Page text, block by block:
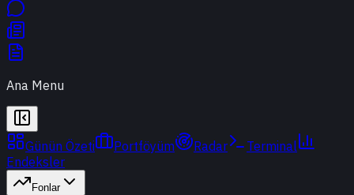
Ana Menu
Günün Özeti Portföyüm Radar
Terminal
Endeksler
Fonlar